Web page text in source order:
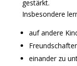
gestärkt.
Insbesondere
auf andere
einander zu